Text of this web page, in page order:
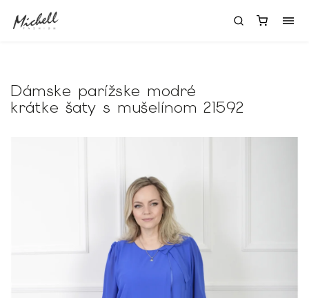
Dámske parížske modré
krátke šaty s mušelínom 21592